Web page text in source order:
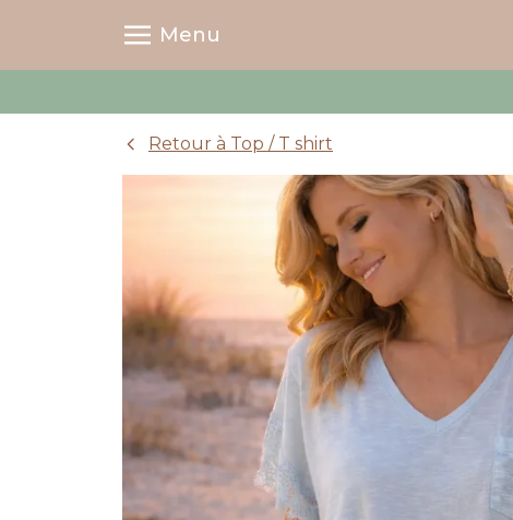
Menu
Retour à Top / T shirt